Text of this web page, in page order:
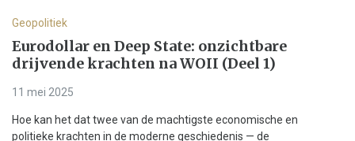
Geopolitiek
Eurodollar en Deep State: onzichtbare
drijvende krachten na WOII (Deel 1)
11 mei 2025
Hoe kan het dat twee van de machtigste economische en
politieke krachten in de moderne geschiedenis — de